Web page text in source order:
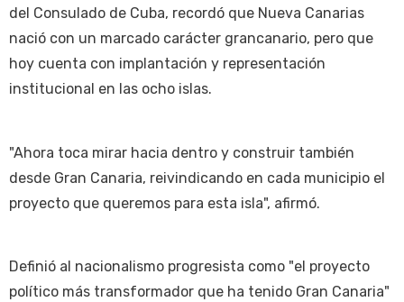
del Consulado de Cuba, recordó que Nueva Canarias
nació con un marcado carácter grancanario, pero que
hoy cuenta con implantación y representación
institucional en las ocho islas.
"Ahora toca mirar hacia dentro y construir también
desde Gran Canaria, reivindicando en cada municipio el
proyecto que queremos para esta isla", afirmó.
Definió al nacionalismo progresista como "el proyecto
político más transformador que ha tenido Gran Canaria"